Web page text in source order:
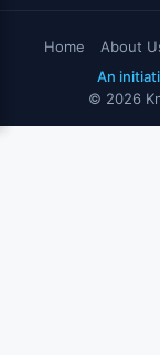
Home About
An
© 2026